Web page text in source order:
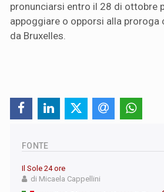
pronunciarsi entro il 28 di ottobre
appoggiare o opporsi alla proroga
da Bruxelles.
FONTE
Il Sole 24 ore
di Micaela Cappellini